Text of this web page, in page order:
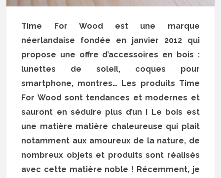
Time For Wood est une marque
néerlandaise fondée en janvier 2012 qui
propose une offre d’accessoires en bois :
lunettes de soleil, coques pour
smartphone, montres… Les produits Time
For Wood sont tendances et modernes et
sauront en séduire plus d’un ! Le bois est
une matière matière chaleureuse qui plait
notamment aux amoureux de la nature, de
nombreux objets et produits sont réalisés
avec cette matière noble ! Récemment, je